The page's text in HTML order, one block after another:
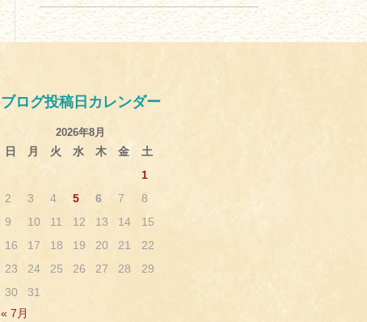
ブログ投稿日カレンダー
2026年8月
日 月 火 水 木 金
土
1
2
3 4 5 6 7
8
9
10 11 12 13 14
15
16
17 18 19 20 21
22
23
24 25 26 27 28
29
30
31
« 7月